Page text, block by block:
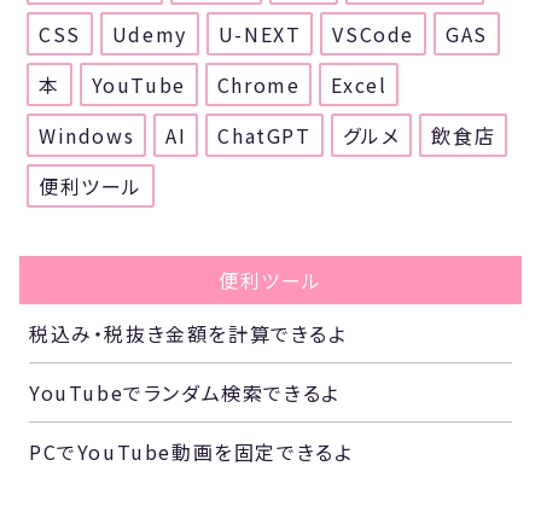
CSS
Udemy U-NEXT VSCode
GAS
本
YouTube Chrome
Excel
Windows
AI ChatGPT グルメ
飲食店
便利ツール
便利ツール
税込み・税抜き金額を計算できるよ
YouTubeでランダム検索できるよ
PCでYouTube動画を固定できるよ